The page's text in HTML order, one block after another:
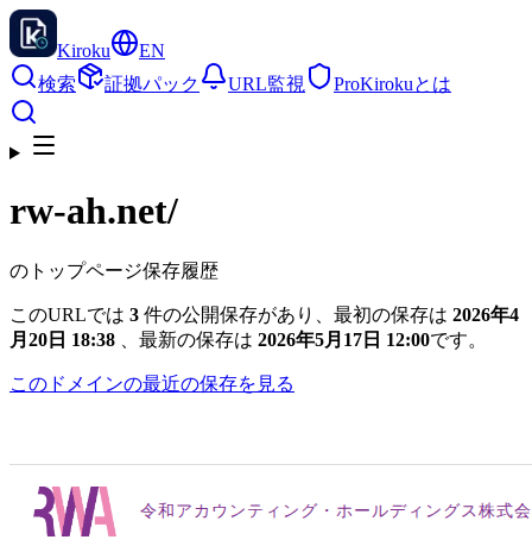
Kiroku
EN
検索
証拠パック URL監視 ProKirokuとは
rw-ah.net/
のトップページ保存履歴
このURLでは 3 件の公開保存があり、最初の保存は 2026年4
月20日 18:38
、最新の保存は 2026年5月17日 12:00です。
このドメインの最近の保存を見る